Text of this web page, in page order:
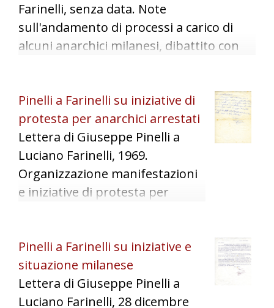
Farinelli, senza data. Note
sull'andamento di processi a carico di
alcuni anarchici milanesi, dibattito con
"Vento dell'est".
Pinelli a Farinelli su iniziative di
protesta per anarchici arrestati
Lettera di Giuseppe Pinelli a
Luciano Farinelli, 1969.
Organizzazione manifestazioni
e iniziative di protesta per
Pinelli a Farinelli su iniziative e
situazione milanese
Lettera di Giuseppe Pinelli a
Luciano Farinelli, 28 dicembre